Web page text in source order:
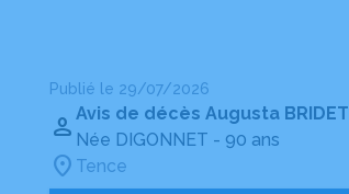
Publié le 29/07/2026
Avis de décès Augusta BRIDET
Née DIGONNET - 90 ans
Tence